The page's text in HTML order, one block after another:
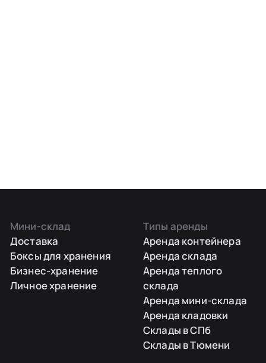
Мини-склад
Доставка
Боксы для хранения
Бизнес-хранение
Личное хранение
Типы аренды
Аренда контейнера
Аренда склада
Аренда теплого
склада
Аренда мини-склада
Аренда кладовки
Склады в СПб
Склады в Тюмени